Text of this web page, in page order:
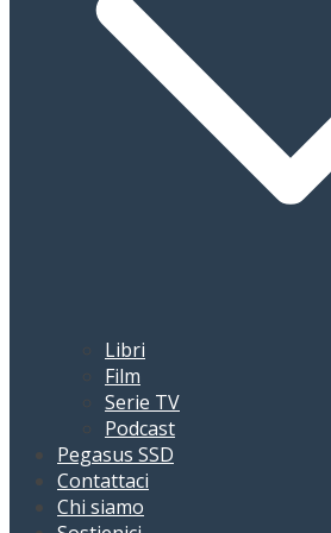
Libri
Film
Serie TV
Podcast
Pegasus SSD
Contattaci
Chi siamo